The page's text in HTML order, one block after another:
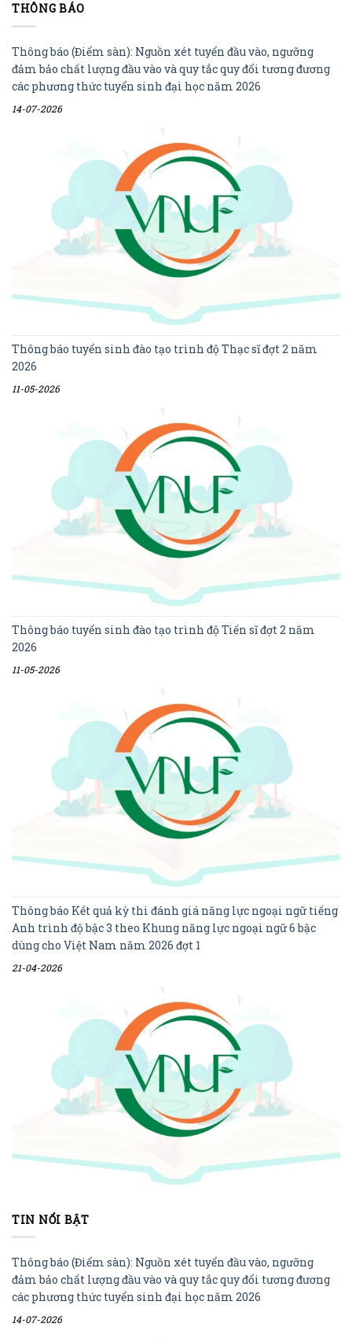
THÔNG BÁO
Thông báo (Điểm sàn): Nguồn xét tuyển đầu vào, ngưỡng
đảm bảo chất lượng đầu vào và quy tắc quy đổi tương đương
các phương thức tuyển sinh đại học năm 2026
14-07-2026
Thông báo tuyển sinh đào tạo trình độ Thạc sĩ đợt 2 năm
2026
11-05-2026
Thông báo tuyển sinh đào tạo trình độ Tiến sĩ đợt 2 năm
2026
11-05-2026
Thông báo Kết quả kỳ thi đánh giá năng lực ngoại ngữ tiếng
Anh trình độ bậc 3 theo Khung năng lực ngoại ngữ 6 bậc
dùng cho Việt Nam năm 2026 đợt 1
21-04-2026
TIN NỔI BẬT
Thông báo (Điểm sàn): Nguồn xét tuyển đầu vào, ngưỡng
đảm bảo chất lượng đầu vào và quy tắc quy đổi tương đương
các phương thức tuyển sinh đại học năm 2026
14-07-2026